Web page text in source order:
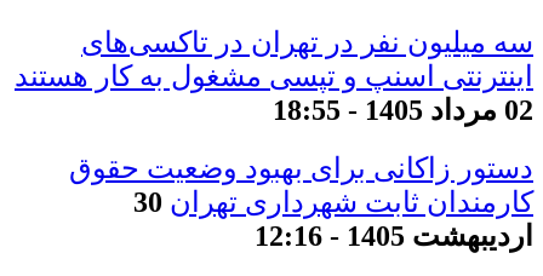
سه میلیون نفر در تهران در تاکسی‌های
اینترنتی اسنپ و تپسی مشغول به کار هستند
02 مرداد 1405 - 18:55
دستور زاکانی برای بهبود وضعیت حقوق
کارمندان ثابت شهرداری تهران 30
اردیبهشت 1405 - 12:16